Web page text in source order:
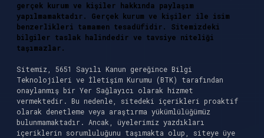
gerçek kurum ve kişiler hakkında paylaşım
yapılmamaktadır. Gerçek kurum ve kişiler ile isim
benzerlikleri tamamen tesadüfidir. Sitemizdeki
bilgiler taslak halindedir ve tavsiye niteliği
taşımazlar.
Sitemiz, 5651 Sayılı Kanun gereğince Bilgi
Teknolojileri ve İletişim Kurumu (BTK) tarafından
onaylanmış bir Yer Sağlayıcı olarak hizmet
vermektedir. Bu nedenle, sitedeki içerikleri proaktif
olarak denetleme veya araştırma yükümlülüğümüz
bulunmamaktadır. Ancak, üyelerimiz yazdıkları
içeriklerin sorumluluğunu taşımakta olup, siteye üye